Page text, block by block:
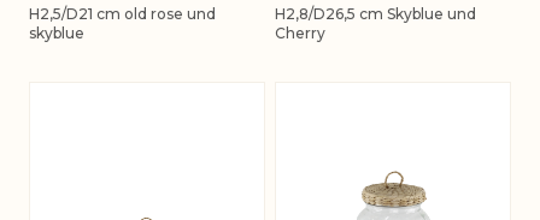
H2,5/D21 cm old rose und
skyblue
H2,8/D26,5 cm Skyblue und
Cherry